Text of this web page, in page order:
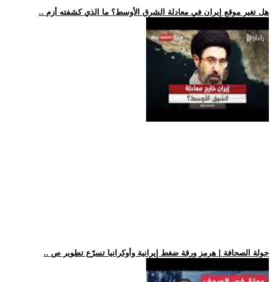
.. هل تغير موقع إيران في معادلة الشرق الأوسط؟ ما الذي كشفته أزم
.. جولة الصحافة | هرمز ورقة ضغط إيرانية وأوكرانيا تسرّع تطوير ص